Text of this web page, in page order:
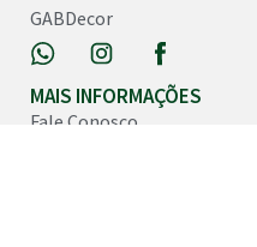
GABDecor
MAIS INFORMAÇÕES
Fale Conosco